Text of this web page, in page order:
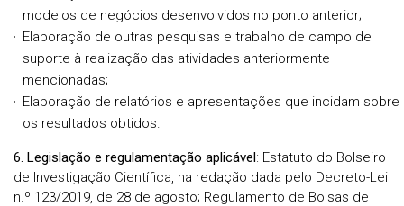
modelos de negócios desenvolvidos no ponto anterior;
Elaboração de outras pesquisas e trabalho de campo de
suporte à realização das atividades anteriormente
mencionadas;
Elaboração de relatórios e apresentações que incidam sobre
os resultados obtidos.
6. Legislação e regulamentação aplicável: Estatuto do Bolseiro
de Investigação Científica, na redação dada pelo Decreto-Lei
n.º 123/2019, de 28 de agosto; Regulamento de Bolsas de